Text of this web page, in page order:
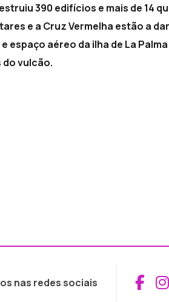
390 edifícios e mais de 14
e a Cruz Vermelha estão a
espaço aéreo da ilha de La
vulcão.
nas redes sociais